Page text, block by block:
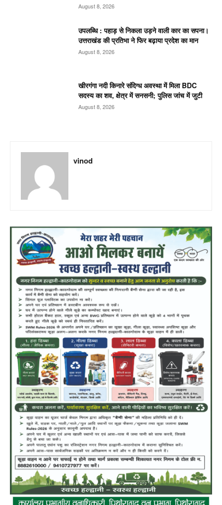
August 8, 2026
उपलब्धि : पहाड़ से निकला उड़ने वाली कार का सपना।
उत्तराखंड की प्रतिभा ने फिर बढ़ाया प्रदेश का मान
August 8, 2026
खीरगंगा नदी किनारे संदिग्ध अवस्था में मिला BDC
सदस्य का शव, क्षेत्र में सनसनी; पुलिस जांच में जुटी
August 8, 2026
vinod